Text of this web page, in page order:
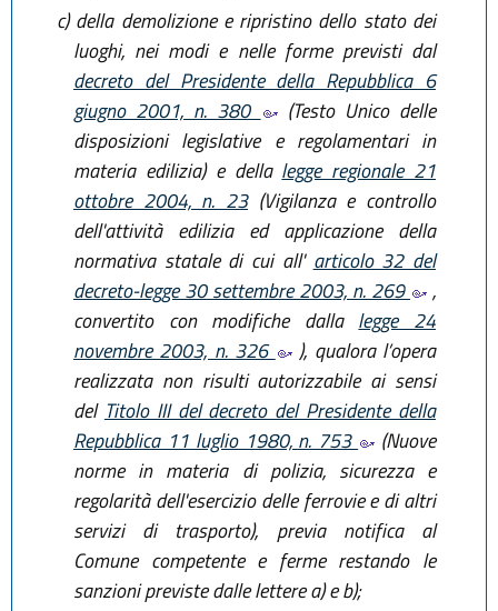
c)della demolizione e ripristino dello stato dei
luoghi, nei modi e nelle forme previsti dal
decreto del Presidente della Repubblica 6
giugno 2001, n. 380
(Testo Unico delle
disposizioni legislative e regolamentari in
materia edilizia) e della legge regionale 21
ottobre 2004, n. 23(Vigilanza e controllo
dell'attività edilizia ed applicazione della
normativa statale di cui all' articolo 32 del
decreto-legge 30 settembre 2003, n. 269
,
convertito con modifiche dalla legge 24
novembre 2003, n. 326
), qualora l’opera
realizzata non risulti autorizzabile ai sensi
del Titolo III del decreto del Presidente della
Repubblica 11 luglio 1980, n. 753
(Nuove
norme in materia di polizia, sicurezza e
regolarità dell'esercizio delle ferrovie e di altri
servizi di trasporto), previa notifica al
Comune competente e ferme restando le
sanzioni previste dalle lettere a) e b);